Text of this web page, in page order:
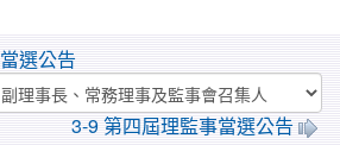
選公告
3-9 第四屆理監事當選公告